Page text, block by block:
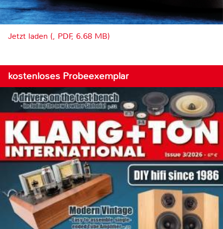
Jetzt laden (, PDF, 6.68 MB)
kostenloses Probeexemplar